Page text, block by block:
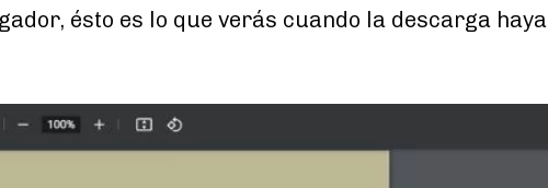
ésto es lo que verás cuando la descarga haya